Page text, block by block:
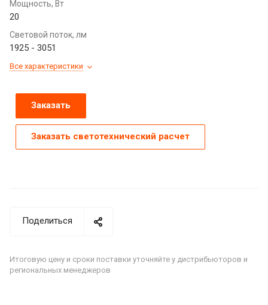
Мощность, Вт
20
Световой поток, лм
1925 - 3051
Все характеристики
Заказать
Заказать светотехнический расчет
Поделиться
Итоговую цену и сроки поставки уточняйте у дистрибьюторов и
региональных менеджеров